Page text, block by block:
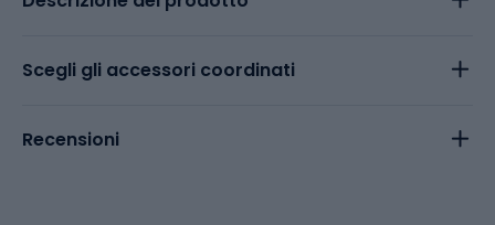
Scegli gli accessori coordinati
Recensioni